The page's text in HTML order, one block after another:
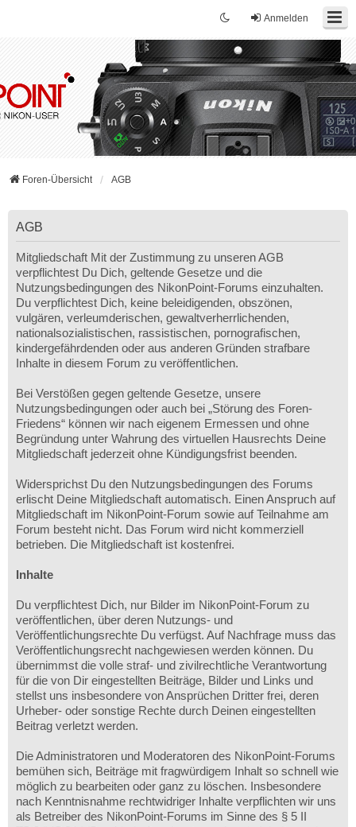
Anmelden
Foren-Übersicht AGB
AGB
Mitgliedschaft Mit der Zustimmung zu unseren AGB
verpflichtest Du Dich, geltende Gesetze und die
Nutzungsbedingungen des NikonPoint-Forums einzuhalten.
Du verpflichtest Dich, keine beleidigenden, obszönen,
vulgären, verleumderischen, gewaltverherrlichenden,
nationalsozialistischen, rassistischen, pornografischen,
kindergefährdenden oder aus anderen Gründen strafbare
Inhalte in diesem Forum zu veröffentlichen.
Bei Verstößen gegen geltende Gesetze, unsere
Nutzungsbedingungen oder auch bei „Störung des Foren-
Friedens“ können wir nach eigenem Ermessen und ohne
Begründung unter Wahrung des virtuellen Hausrechts Deine
Mitgliedschaft jederzeit ohne Kündigungsfrist beenden.
Widersprichst Du den Nutzungsbedingungen des Forums
erlischt Deine Mitgliedschaft automatisch. Einen Anspruch auf
Mitgliedschaft im NikonPoint-Forum sowie auf Teilnahme am
Forum besteht nicht. Das Forum wird nicht kommerziell
betrieben. Die Mitgliedschaft ist kostenfrei.
Inhalte
Du verpflichtest Dich, nur Bilder im NikonPoint-Forum zu
veröffentlichen, über deren Nutzungs- und
Veröffentlichungsrechte Du verfügst. Auf Nachfrage muss das
Veröffentlichungsrecht nachgewiesen werden können. Du
übernimmst die volle straf- und zivilrechtliche Verantwortung
für die von Dir eingestellten Beiträge, Bilder und Links und
stellst uns insbesondere von Ansprüchen Dritter frei, deren
Urheber- oder sonstige Rechte durch Deinen eingestellten
Beitrag verletzt werden.
Die Administratoren und Moderatoren des NikonPoint-Forums
bemühen sich, Beiträge mit fragwürdigem Inhalt so schnell wie
möglich zu bearbeiten oder ganz zu löschen. Insbesondere
nach Kenntnisnahme rechtwidriger Inhalte verpflichten wir uns
als Betreiber des NikonPoint-Forums im Sinne des § 5 II